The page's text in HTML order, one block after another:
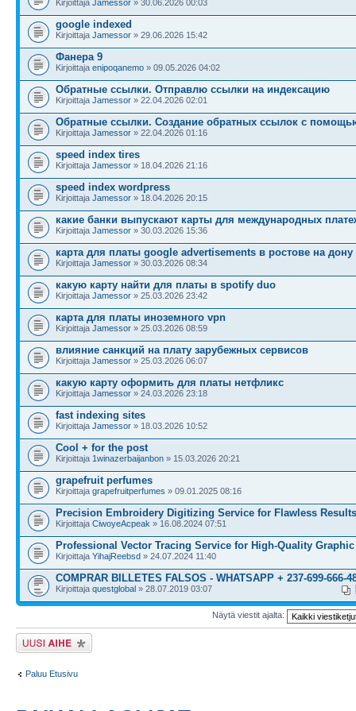
Kirjoittaja Jamessor » 30.06.2026 00:03
google indexed
Kirjoittaja Jamessor » 29.06.2026 15:42
Фанера 9
Kirjoittaja enipoqanemo » 09.05.2026 04:02
Обратные ссылки. Отправлю ссылки на индексацию
Kirjoittaja Jamessor » 22.04.2026 02:01
Обратные ссылки. Создание обратных ссылок с
Kirjoittaja Jamessor » 22.04.2026 01:16
speed index tires
Kirjoittaja Jamessor » 18.04.2026 21:16
speed index wordpress
Kirjoittaja Jamessor » 18.04.2026 20:15
какие банки выпускают карты для международных
Kirjoittaja Jamessor » 30.03.2026 15:36
карта для платы google advertisements в ростове на дону
Kirjoittaja Jamessor » 30.03.2026 08:34
какую карту найти для платы в spotify duo
Kirjoittaja Jamessor » 25.03.2026 23:42
карта для платы иноземного vpn
Kirjoittaja Jamessor » 25.03.2026 08:59
влияние санкций на плату зарубежных сервисов
Kirjoittaja Jamessor » 25.03.2026 06:07
какую карту оформить для платы нетфликс
Kirjoittaja Jamessor » 24.03.2026 23:18
fast indexing sites
Kirjoittaja Jamessor » 18.03.2026 10:52
Cool + for the post
Kirjoittaja 1winazerbaijanbon » 15.03.2026 20:21
grapefruit perfumes
Kirjoittaja grapefruitperfumes » 09.01.2025 08:16
Precision Embroidery Digitizing Service for Flawless Results
Kirjoittaja CiwoyeAcpeak » 16.08.2024 07:51
Professional Vector Tracing Service for High-Quality Graphic
Kirjoittaja YihajReebsd » 24.07.2024 11:40
COMPRAR BILLETES FALSOS - WHATSAPP + 237-699-666-
Kirjoittaja questglobal » 28.07.2019 03:07
Näytä viestit ajalta:
Lähetä uusi viesti
Paluu Etusivu